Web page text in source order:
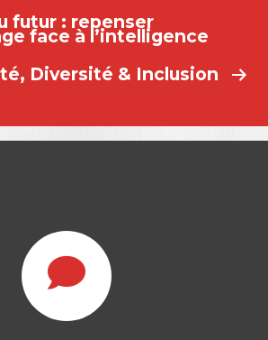
futur : repenser
face à l’intelligence
Diversité & Inclusion